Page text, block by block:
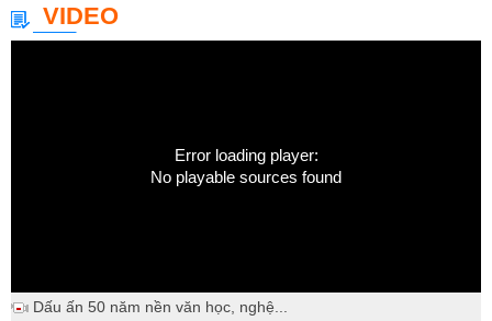
VIDEO
Error loading player:
No playable sources found
Dấu ấn 50 năm nền văn học, nghệ...